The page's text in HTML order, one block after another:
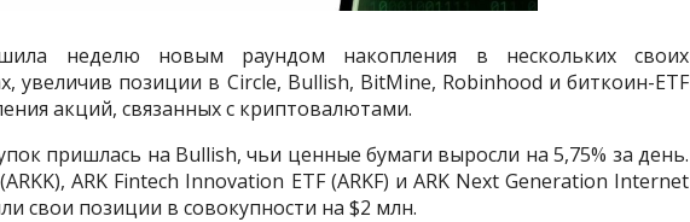
неделю новым раундом накопления в нескольких своих
увеличив позиции в Circle, Bullish, BitMine, Robinhood и биткоин-ETF
акций, связанных с криптовалютами.
пришлась на Bullish, чьи ценные бумаги выросли на 5,75% за день.
ARK Fintech Innovation ETF (ARKF) и ARK Next Generation Internet
свои позиции в совокупности на $2 млн.